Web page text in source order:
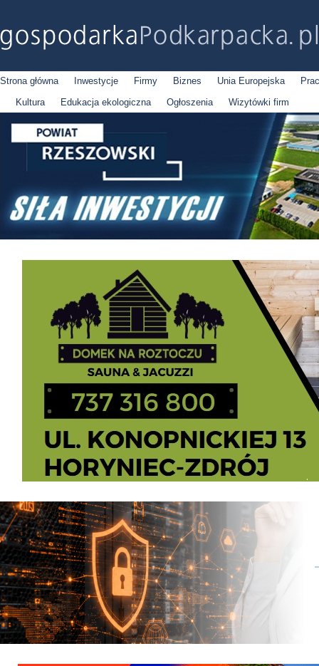
Strona główna Inwestycje Firmy Biznes Unia Europejska
Kultura
Edukacja ekologiczna Ogłoszenia Wizytówki firm